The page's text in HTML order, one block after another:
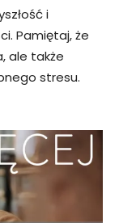
i
Pamiętaj, że
ale także
stresu.